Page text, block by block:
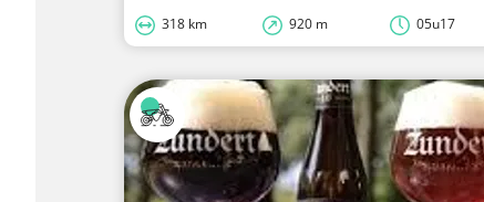
318 km 920 m 05u17